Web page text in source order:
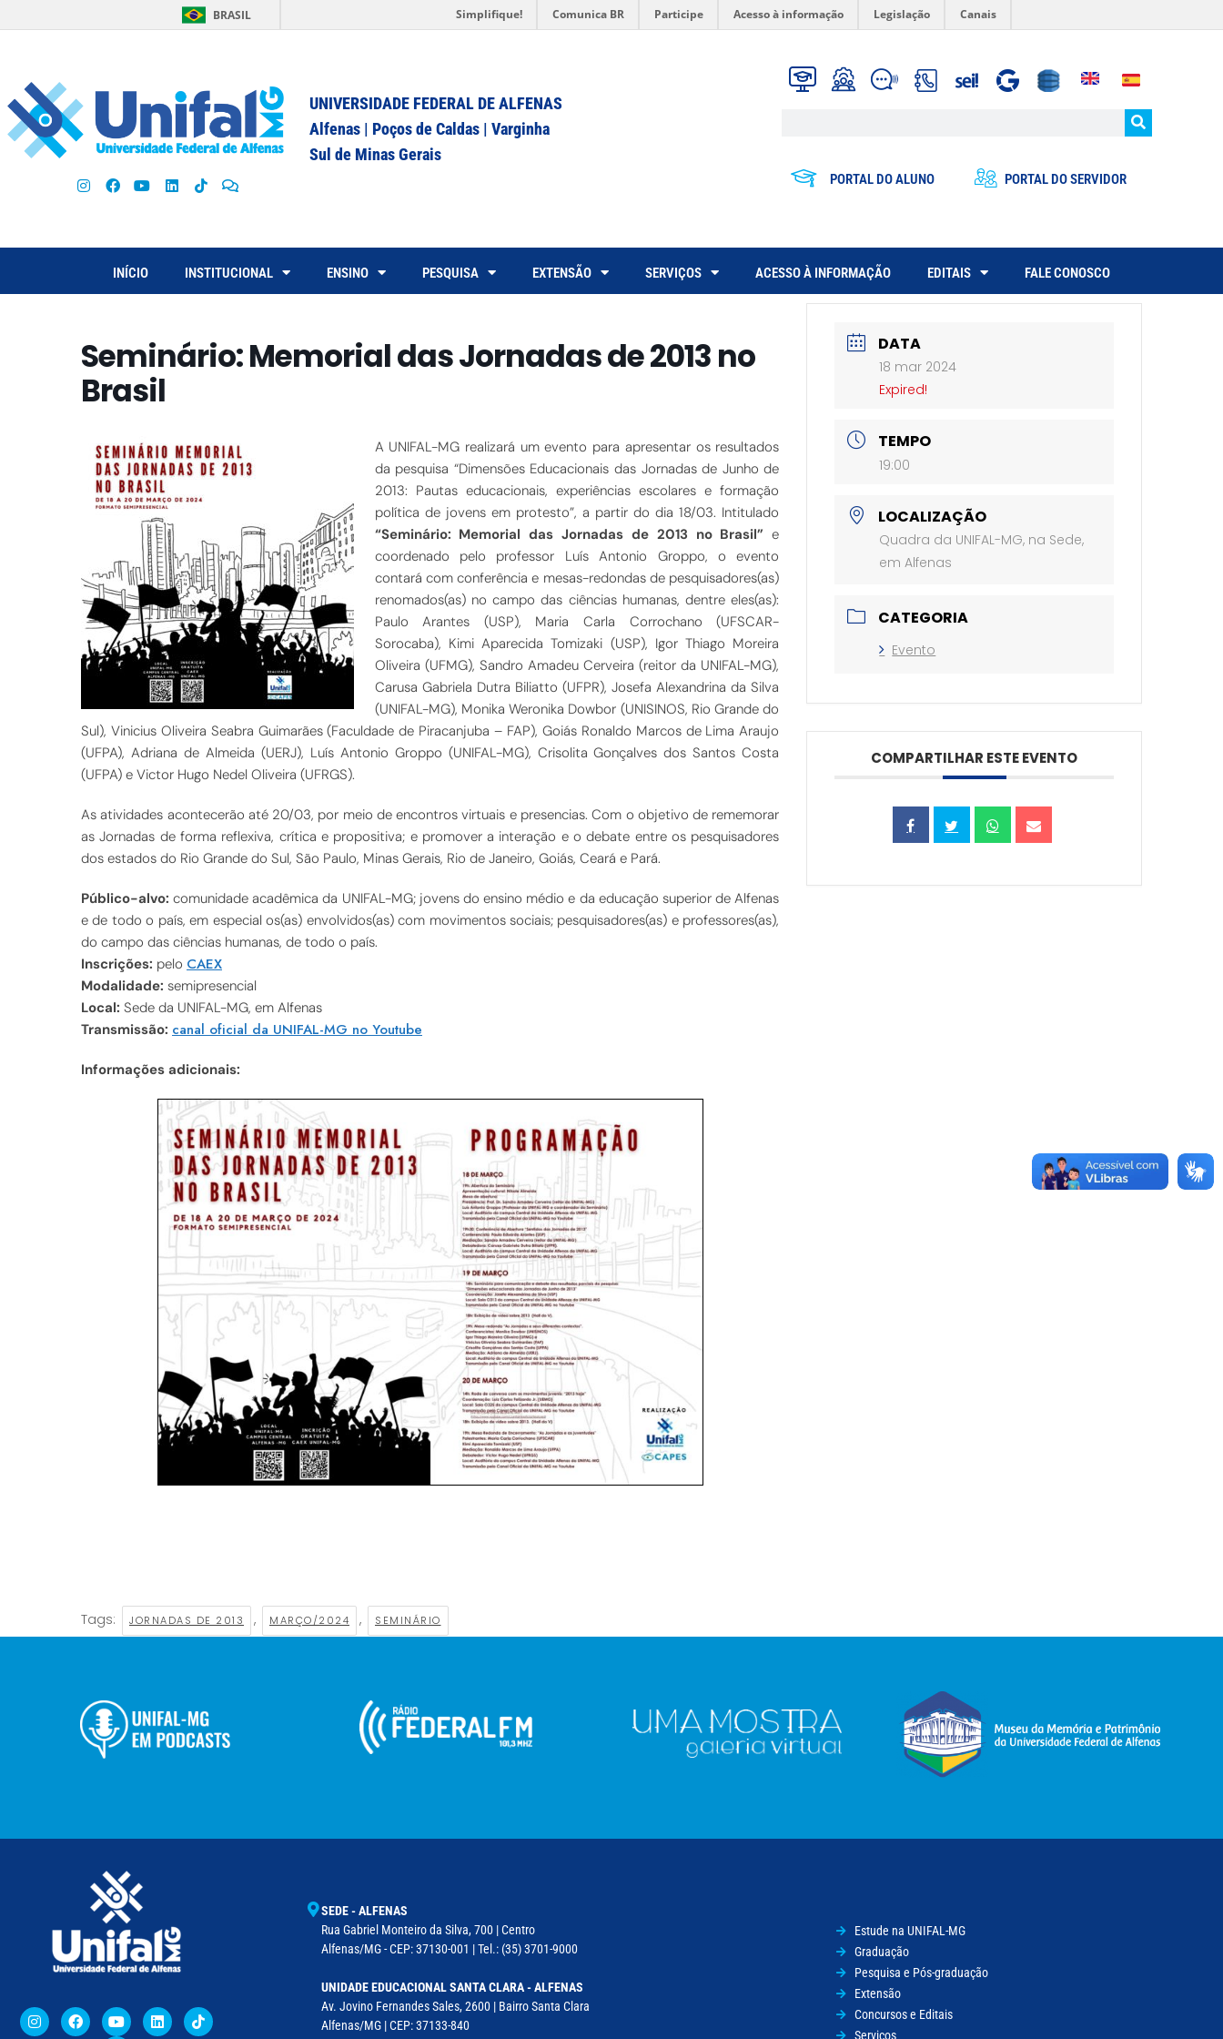
BRASIL Simplifique! Comunica BR Participe Acesso à informação Legislação Canais
UNIVERSIDADE FEDERAL DE ALFENAS
Alfenas | Poços de Caldas | Varginha
Sul de Minas Gerais
PORTAL DO ALUNO PORTAL DO SERVIDOR
INÍCIO INSTITUCIONAL ENSINO PESQUISA EXTENSÃO SERVIÇOS ACESSO À INFORMAÇÃO EDITAIS FALE CONOSCO
Seminário: Memorial das Jornadas de 2013 no
Brasil
A UNIFAL-MG realizará um evento para apresentar os resultados
da pesquisa “Dimensões Educacionais das Jornadas de Junho de
2013: Pautas educacionais, experiências escolares e formação
política de jovens em protesto”, a partir do dia 18/03. Intitulado
“Seminário: Memorial das Jornadas de 2013 no Brasil”e
coordenado pelo professor Luís Antonio Groppo, o evento
contará com conferência e mesas-redondas de pesquisadores(as)
renomados(as) no campo das ciências humanas, dentre eles(as):
Paulo Arantes (USP), Maria Carla Corrochano (UFSCAR-
Sorocaba), Kimi Aparecida Tomizaki (USP), Igor Thiago Moreira
Oliveira (UFMG), Sandro Amadeu Cerveira (reitor da UNIFAL-MG),
Carusa Gabriela Dutra Biliatto (UFPR), Josefa Alexandrina da Silva
(UNIFAL-MG), Monika Weronika Dowbor (UNISINOS, Rio Grande do
Sul), Vinicius Oliveira Seabra Guimarães (Faculdade de Piracanjuba – FAP), Goiás Ronaldo Marcos de Lima Araujo
(UFPA), Adriana de Almeida (UERJ), Luís Antonio Groppo (UNIFAL-MG), Crisolita Gonçalves dos Santos Costa
(UFPA) e Victor Hugo Nedel Oliveira (UFRGS).
As atividades acontecerão até 20/03, por meio de encontros virtuais e presencias. Com o objetivo de rememorar
as Jornadas de forma reflexiva, crítica e propositiva; e promover a interação e o debate entre os pesquisadores
dos estados do Rio Grande do Sul, São Paulo, Minas Gerais, Rio de Janeiro, Goiás, Ceará e Pará.
Público-alvo: comunidade acadêmica da UNIFAL-MG; jovens do ensino médio e da educação superior de Alfenas
e de todo o país, em especial os(as) envolvidos(as) com movimentos sociais; pesquisadores(as) e professores(as),
do campo das ciências humanas, de todo o país.
Inscrições: pelo CAEX
Modalidade: semipresencial
Local: Sede da UNIFAL-MG, em Alfenas
Transmissão: canal oficial da UNIFAL-MG no Youtube
Informações adicionais:
Tags: JORNADAS DE 2013 , MARÇO/2024 , SEMINÁRIO
DATA
18 mar 2024
Expired!
TEMPO
19:00
LOCALIZAÇÃO
Quadra da UNIFAL-MG, na Sede,
em Alfenas
CATEGORIA
Evento
COMPARTILHAR ESTE EVENTO
SEDE - ALFENAS
Rua Gabriel Monteiro da Silva, 700 | Centro
Alfenas/MG - CEP: 37130-001 | Tel.: (35) 3701-9000
UNIDADE EDUCACIONAL SANTA CLARA - ALFENAS
Av. Jovino Fernandes Sales, 2600 | Bairro Santa Clara
Alfenas/MG | CEP: 37133-840
Estude na UNIFAL-MG
Graduação
Pesquisa e Pós-graduação
Extensão
Concursos e Editais
Serviços